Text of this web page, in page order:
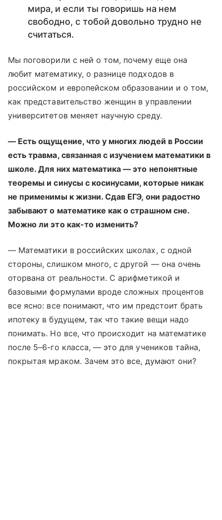
мира, и если ты говоришь на нем
свободно, с тобой довольно трудно не
считаться.
Мы поговорили с ней о том, почему еще она
любит математику, о разнице подходов в
российском и европейском образовании и о том,
как представительство женщин в управлении
университетов меняет научную среду.
— Есть ощущение, что у многих людей в России
есть травма, связанная с изучением математики в
школе. Для них математика — это непонятные
теоремы и синусы с косинусами, которые никак
не применимы к жизни. Сдав ЕГЭ, они радостно
забывают о математике как о страшном сне.
Можно ли это как-то изменить?
— Математики в российских школах, с одной
стороны, слишком много, с другой — она очень
оторвана от реальности. С арифметикой и
базовыми формулами вроде сложных процентов
все ясно: все понимают, что им предстоит брать
ипотеку в будущем, так что такие вещи надо
понимать. Но все, что происходит на математике
после 5–6-го класса, — это для учеников тайна,
покрытая мраком. Зачем это все, думают они?